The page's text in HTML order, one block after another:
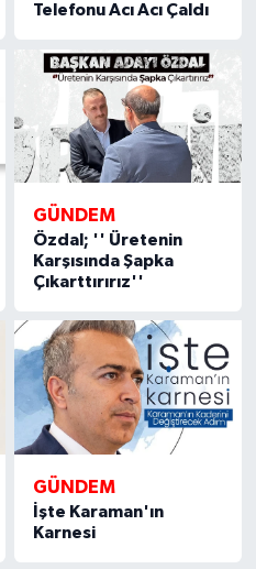
Telefonu Acı Acı Çaldı
GÜNDEM
Özdal; '' Üretenin
Karşısında Şapka
Çıkarttırırız''
GÜNDEM
İşte Karaman'ın
Karnesi